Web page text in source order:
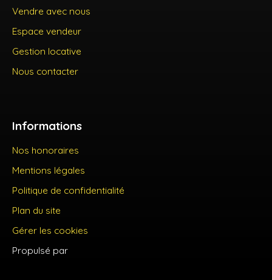
Vendre avec nous
Espace vendeur
Gestion locative
Nous contacter
Informations
Nos honoraires
Mentions légales
Politique de confidentialité
Plan du site
Gérer les cookies
Propulsé par